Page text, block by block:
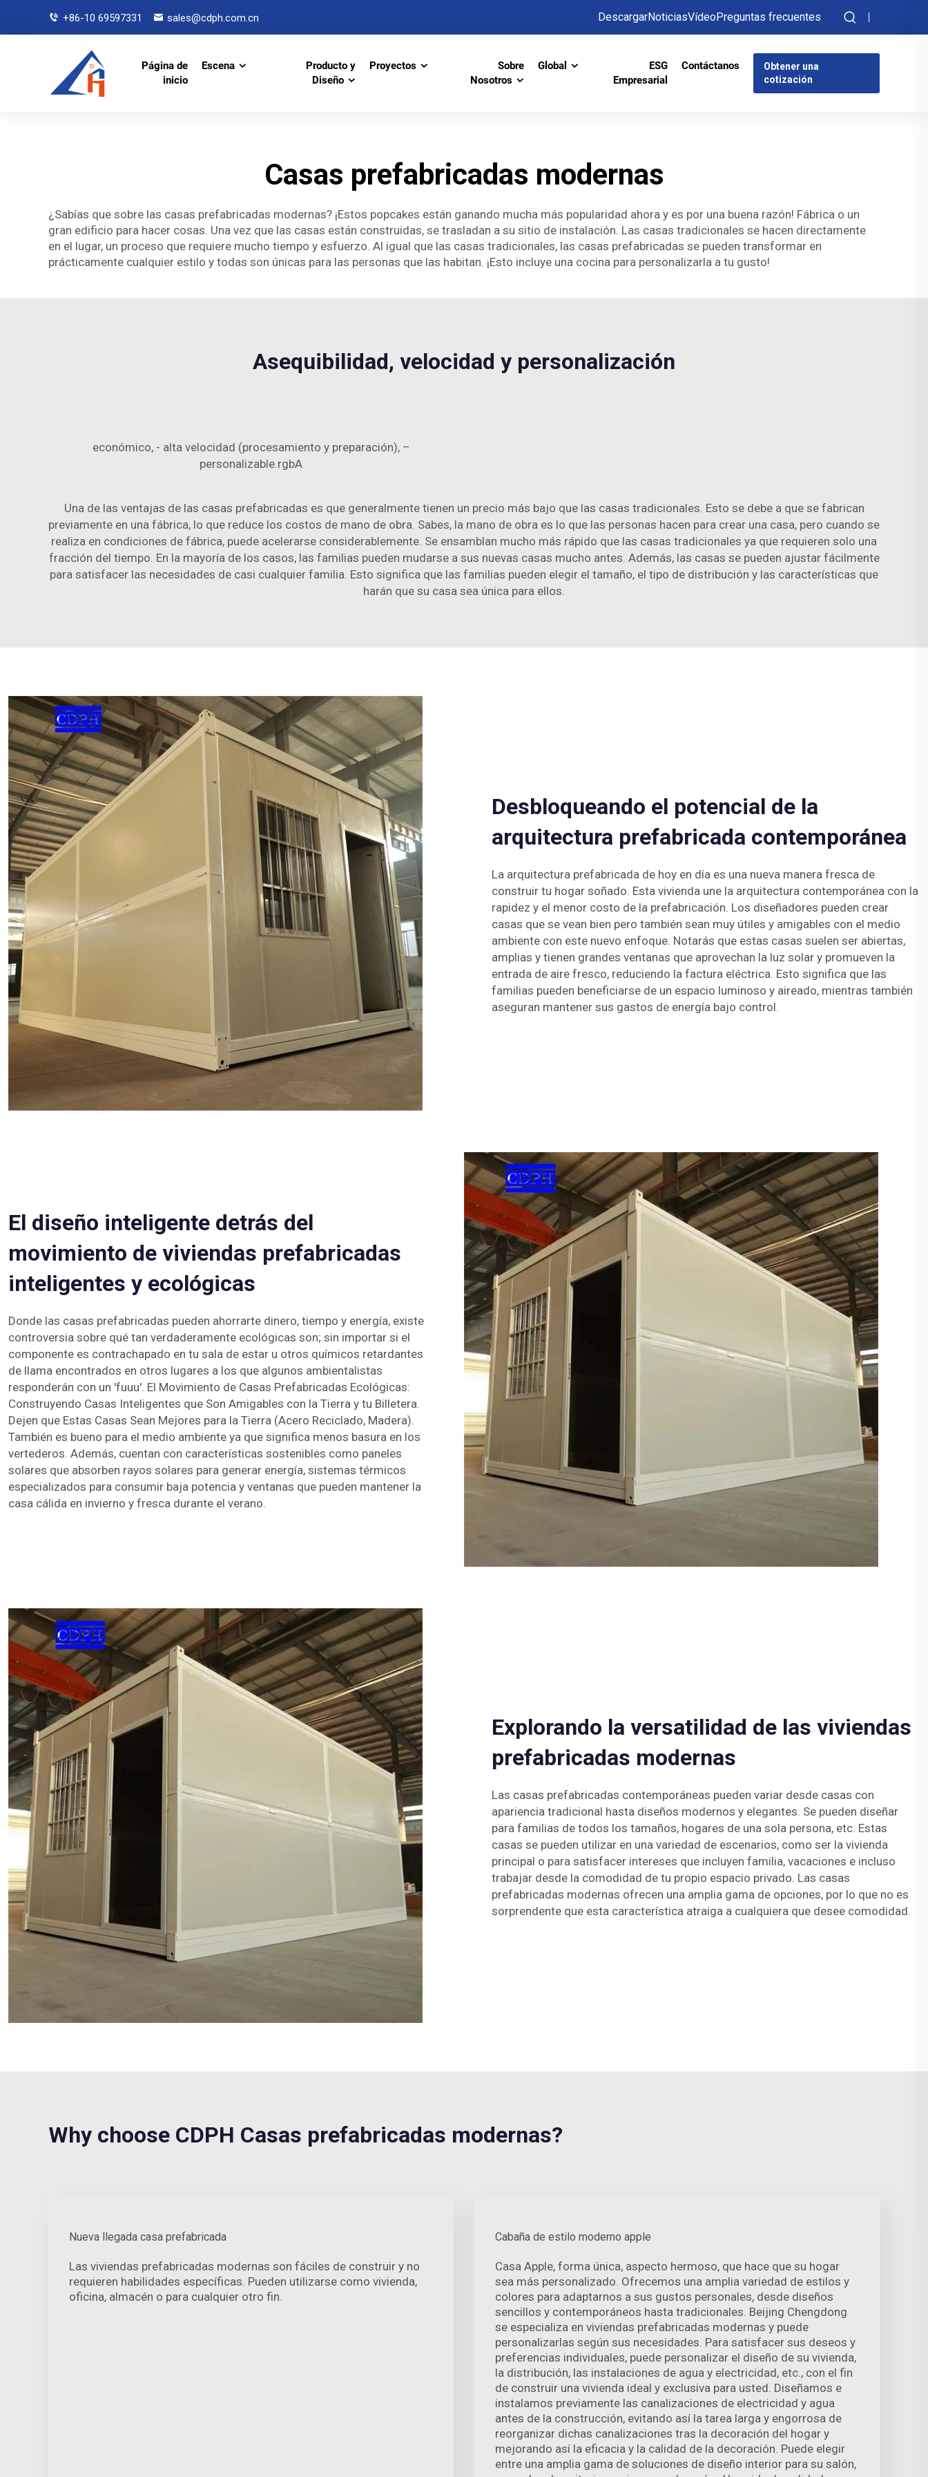
+86-10 69597331 sales@cdph.com.cn DescargarNoticiasVídeoPreguntas frecuentes
Página de
inicio
Escena
Producto y
Diseño
Proyectos
Sobre
Nosotros
Global
ESG
Empresarial
Contáctanos
Obtener una
cotización
Casas prefabricadas modernas
¿Sabías que sobre las casas prefabricadas modernas? ¡Estos popcakes están ganando mucha más popularidad ahora y es por una buena razón! Fábrica o un
gran edificio para hacer cosas. Una vez que las casas están construidas, se trasladan a su sitio de instalación. Las casas tradicionales se hacen directamente
en el lugar, un proceso que requiere mucho tiempo y esfuerzo. Al igual que las casas tradicionales, las casas prefabricadas se pueden transformar en
prácticamente cualquier estilo y todas son únicas para las personas que las habitan. ¡Esto incluye una cocina para personalizarla a tu gusto!
Asequibilidad, velocidad y personalización
económico, - alta velocidad (procesamiento y preparación), –
personalizable.rgbA
Una de las ventajas de las casas prefabricadas es que generalmente tienen un precio más bajo que las casas tradicionales. Esto se debe a que se fabrican
previamente en una fábrica, lo que reduce los costos de mano de obra. Sabes, la mano de obra es lo que las personas hacen para crear una casa, pero cuando se
realiza en condiciones de fábrica, puede acelerarse considerablemente. Se ensamblan mucho más rápido que las casas tradicionales ya que requieren solo una
fracción del tiempo. En la mayoría de los casos, las familias pueden mudarse a sus nuevas casas mucho antes. Además, las casas se pueden ajustar fácilmente
para satisfacer las necesidades de casi cualquier familia. Esto significa que las familias pueden elegir el tamaño, el tipo de distribución y las características que
harán que su casa sea única para ellos.
Desbloqueando el potencial de la
arquitectura prefabricada contemporánea
La arquitectura prefabricada de hoy en día es una nueva manera fresca de
construir tu hogar soñado. Esta vivienda une la arquitectura contemporánea con la
rapidez y el menor costo de la prefabricación. Los diseñadores pueden crear
casas que se vean bien pero también sean muy útiles y amigables con el medio
ambiente con este nuevo enfoque. Notarás que estas casas suelen ser abiertas,
amplias y tienen grandes ventanas que aprovechan la luz solar y promueven la
entrada de aire fresco, reduciendo la factura eléctrica. Esto significa que las
familias pueden beneficiarse de un espacio luminoso y aireado, mientras también
aseguran mantener sus gastos de energía bajo control.
El diseño inteligente detrás del
movimiento de viviendas prefabricadas
inteligentes y ecológicas
Donde las casas prefabricadas pueden ahorrarte dinero, tiempo y energía, existe
controversia sobre qué tan verdaderamente ecológicas son; sin importar si el
componente es contrachapado en tu sala de estar u otros químicos retardantes
de llama encontrados en otros lugares a los que algunos ambientalistas
responderán con un 'fuuu'. El Movimiento de Casas Prefabricadas Ecológicas:
Construyendo Casas Inteligentes que Son Amigables con la Tierra y tu Billetera.
Dejen que Estas Casas Sean Mejores para la Tierra (Acero Reciclado, Madera).
También es bueno para el medio ambiente ya que significa menos basura en los
vertederos. Además, cuentan con características sostenibles como paneles
solares que absorben rayos solares para generar energía, sistemas térmicos
especializados para consumir baja potencia y ventanas que pueden mantener la
casa cálida en invierno y fresca durante el verano.
Explorando la versatilidad de las viviendas
prefabricadas modernas
Las casas prefabricadas contemporáneas pueden variar desde casas con
apariencia tradicional hasta diseños modernos y elegantes. Se pueden diseñar
para familias de todos los tamaños, hogares de una sola persona, etc. Estas
casas se pueden utilizar en una variedad de escenarios, como ser la vivienda
principal o para satisfacer intereses que incluyen familia, vacaciones e incluso
trabajar desde la comodidad de tu propio espacio privado. Las casas
prefabricadas modernas ofrecen una amplia gama de opciones, por lo que no es
sorprendente que esta característica atraiga a cualquiera que desee comodidad.
Why choose CDPH Casas prefabricadas modernas?
Nueva llegada casa prefabricada
Las viviendas prefabricadas modernas son fáciles de construir y no
requieren habilidades específicas. Pueden utilizarse como vivienda,
oficina, almacén o para cualquier otro fin.
Cabaña de estilo moderno apple
Casa Apple, forma única, aspecto hermoso, que hace que su hogar
sea más personalizado. Ofrecemos una amplia variedad de estilos y
colores para adaptarnos a sus gustos personales, desde diseños
sencillos y contemporáneos hasta tradicionales. Beijing Chengdong
se especializa en viviendas prefabricadas modernas y puede
personalizarlas según sus necesidades. Para satisfacer sus deseos y
preferencias individuales, puede personalizar el diseño de su vivienda,
la distribución, las instalaciones de agua y electricidad, etc., con el fin
de construir una vivienda ideal y exclusiva para usted. Diseñamos e
instalamos previamente las canalizaciones de electricidad y agua
antes de la construcción, evitando así la tarea larga y engorrosa de
reorganizar dichas canalizaciones tras la decoración del hogar y
mejorando así la eficacia y la calidad de la decoración. Puede elegir
entre una amplia gama de soluciones de diseño interior para su salón,